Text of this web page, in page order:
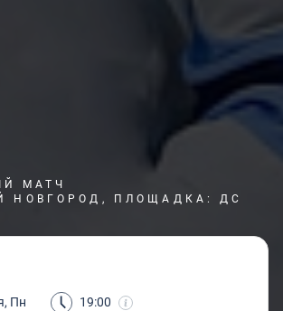
МАТЧ
НОВГОРОД, ПЛОЩАДКА: ДС
Пн 19:00